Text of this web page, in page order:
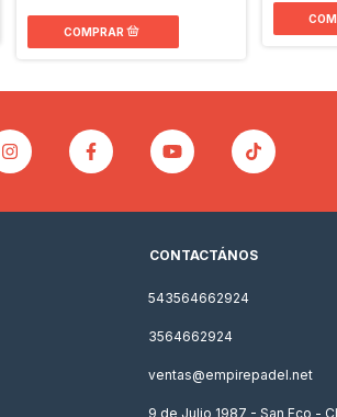
CONTACTÁNOS
543564662924
3564662924
ventas@empirepadel.net
9 de Julio 1987 - San Fco -